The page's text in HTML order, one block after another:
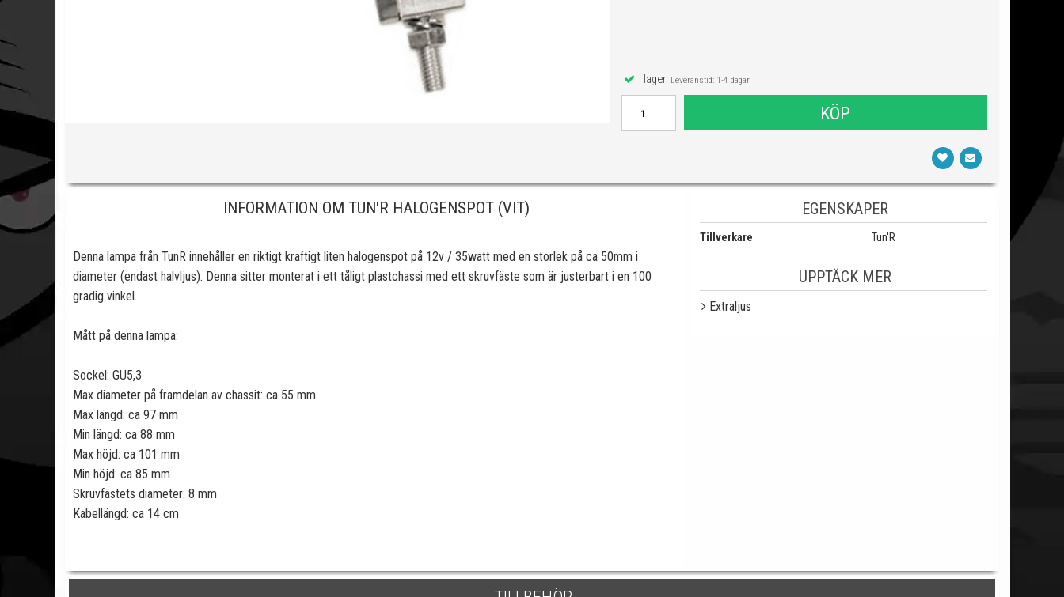
I lagerLeveranstid: 1-4 dagar
KÖP
INFORMATION OM TUN'R HALOGENSPOT (VIT)
Denna lampa från TunR innehåller en riktigt kraftigt liten halogenspot på 12v / 35watt med en storlek på ca 50mm i
diameter (endast halvljus). Denna sitter monterat i ett tåligt plastchassi med ett skruvfäste som är justerbart i en 100
gradig vinkel.
Mått på denna lampa:
Sockel: GU5,3
Max diameter på framdelan av chassit: ca 55 mm
Max längd: ca 97 mm
Min längd: ca 88 mm
Max höjd: ca 101 mm
Min höjd: ca 85 mm
Skruvfästets diameter: 8 mm
Kabellängd: ca 14 cm
EGENSKAPER
Tillverkare Tun'R
UPPTÄCK MER
Extraljus